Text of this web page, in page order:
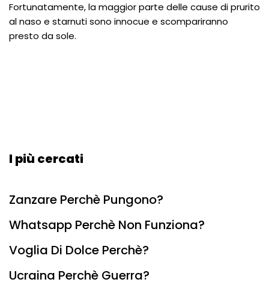
Fortunatamente, la maggior parte delle cause di prurito
al naso e starnuti sono innocue e scompariranno
presto da sole.
I più cercati
Zanzare Perchè Pungono?
Whatsapp Perchè Non Funziona?
Voglia Di Dolce Perchè?
Ucraina Perchè Guerra?